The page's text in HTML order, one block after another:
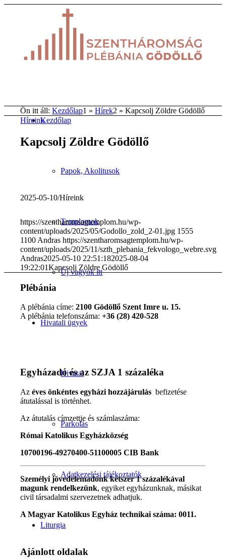
Kezdőlap
Papok, Akolitusok
Templomok
Új vagyok itt
Hivatali ügyek
Hivatal
Parkolás
Adatkezelési tájékoztatók
Liturgia
Ön itt áll: Kezdőlap1 »Hírek2 »Kapcsolj Zöldre Gödöllő
Híreink
Kapcsolj Zöldre Gödöllő
2025-05-10/Híreink
https://szentharomsagtemplom.hu/wp-
content/uploads/2025/05/Godollo_zold_2-01.jpg 1555
1100 Andras https://szentharomsagtemplom.hu/wp-
content/uploads/2025/11/szth_plebania_fekvologo_webre.svg
Andras2025-05-10 22:51:182025-08-04
19:22:01Kapcsolj Zöldre Gödöllő
Plébánia
A plébánia címe:2100 Gödöllő Szent Imre u. 15.
A plébánia telefonszáma:+36 (28) 420-528
Egyházadó és az SZJA 1 százaléka
Azéves önkéntes egyházi hozzájárulás befizetése
átutalással is történhet.
Az átutalás címzettje és számlaszáma:
Római Katolikus Egyházközség
10700196-49270400-51100005 CIB Bank
Személyi jövedelemadónk kétszer 1 százalékával
magunk rendelkezünk, egyiket egyházunknak, másikat
civil társadalmi szervezetnek adhatjuk.
A Magyar Katolikus Egyház technikai száma: 0011.
Ajánlott oldalak